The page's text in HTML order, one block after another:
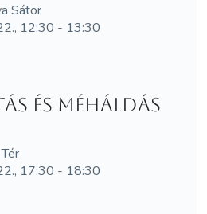
Sátor
12:30 - 13:30
és MéhÁldás
17:30 - 18:30